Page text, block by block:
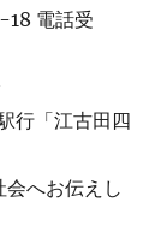
電話受
行「江古田四
へお伝えし